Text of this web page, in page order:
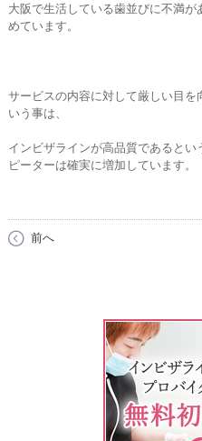
大阪で生活している歯並びに不満
めています。
サービスの内容に対して厳しい目を
いう事は、
インビザラインが高品質であると
ピーターは確実に増加しています。
前へ